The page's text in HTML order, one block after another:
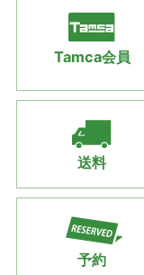
Tamca会員
送料
予約